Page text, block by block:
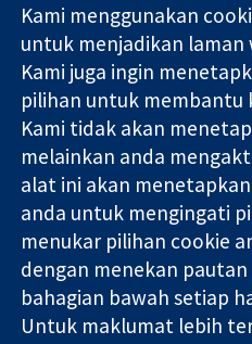
Bukti yang
dipercayai.
keputusan
termaklum
Kesihatan yang
lebih baik
11-13
Square
London
W1G 0AN
United
Kolaborasi Cochrane ialah
sebuah syarikat terhad oleh
berdaftar di England & Wales.
Kami menggunakan
untuk menjadikan laman
Kami juga ingin
pilihan untuk membantu
Kami tidak akan
melainkan anda
alat ini akan
anda untuk mengingati
menukar pilihan cookie
dengan menekan
bahagian bawah setiap
Untuk maklumat lebih